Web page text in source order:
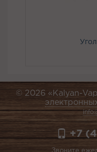
© 2026 «Kalyan-
+7
Звоните